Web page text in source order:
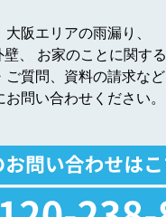
大阪エリアの雨漏り、
、
お家のことに関する
ご質問、資料の請求など
お問い合わせください。